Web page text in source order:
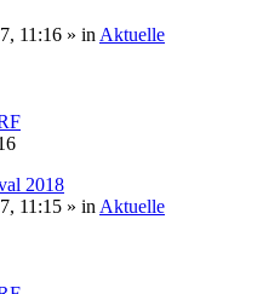
11:16 » in Aktuelle
2018
11:15 » in Aktuelle